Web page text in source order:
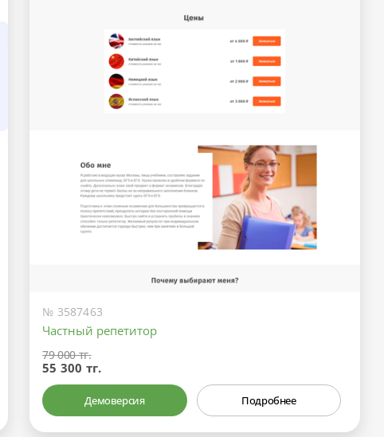
№ 3587463
Частный репетитор
79 000 тг.
55 300 тг.
Демоверсия Подробнее